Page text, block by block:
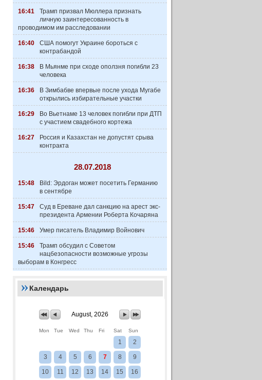
16:41
Трамп призвал Мюллера признать
личную заинтересованность в
проводимом им расследовании
16:40
США помогут Украине бороться с
контрабандой
16:38
В Мьянме при сходе оползня погибли 23
человека
16:36
В Зимбабве впервые после ухода Мугабе
открылись избирательные участки
16:29
Во Вьетнаме 13 человек погибли при ДТП
с участием свадебного кортежа
16:27
Россия и Казахстан не допустят срыва
контракта
28.07.2018
15:48
Bild: Эрдоган может посетить Германию
в сентябре
15:47
Суд в Ереване дал санкцию на арест экс-
президента Армении Роберта Кочаряна
15:46 Умер писатель Владимир Войнович
15:46
Трамп обсудил с Советом
нацбезопасности возможные угрозы
выборам в Конгресс
Календарь
August, 2026
Mon Tue Wed Thu Fri Sat Sun
1 2
3 4 5 6 7 8 9
10 11 12 13 14 15 16